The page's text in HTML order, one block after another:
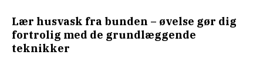
Lær husvask fra bunden – øvelse gør dig
fortrolig med de grundlæggende
teknikker